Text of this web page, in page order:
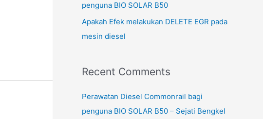
penguna BIO SOLAR B50
Apakah Efek melakukan DELETE EGR pada
mesin diesel
Recent Comments
Perawatan Diesel Commonrail bagi
penguna BIO SOLAR B50 – Sejati Bengkel